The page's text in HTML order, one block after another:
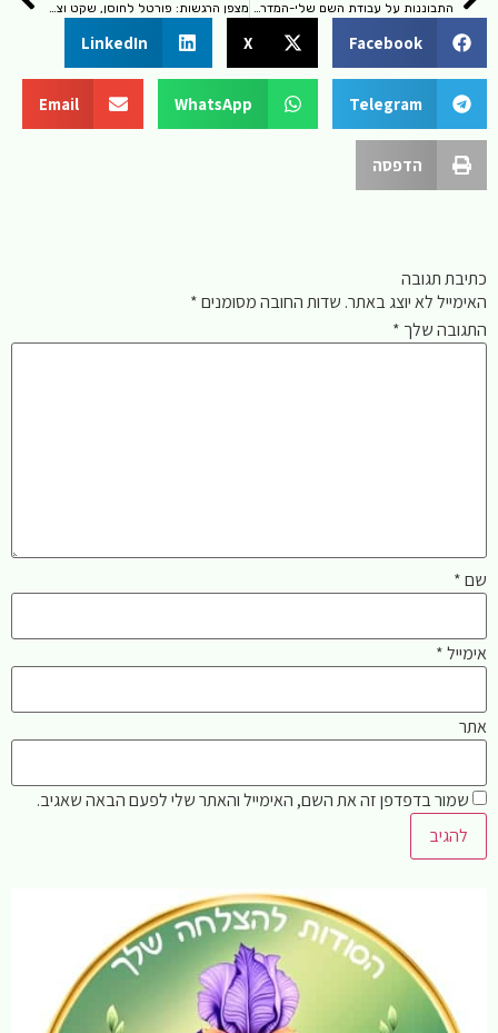
התבוננות על עבודת השם שלי-המדרגות בעבודת השם מצפן הרגשות: פורטל לחוסן, שקט וצמיחה פנימית.
Facebook
X
LinkedIn
Telegram
WhatsApp
Email
הדפסה
כתיבת תגובה
האימייל לא יוצג באתר. שדות החובה מסומנים*
התגובה שלך *
שם*
אימייל*
אתר
שמור בדפדפן זה את השם, האימייל והאתר שלי לפעם הבאה שאגיב.